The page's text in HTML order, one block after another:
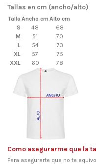
Tallas en cm (ancho/alto)
Talla Ancho cm Alto cm
S
48
68
M
51
70
L
54
73
XL
57
75
XXL
60 78
Como asegurarme que la
Para asegurarte que no te